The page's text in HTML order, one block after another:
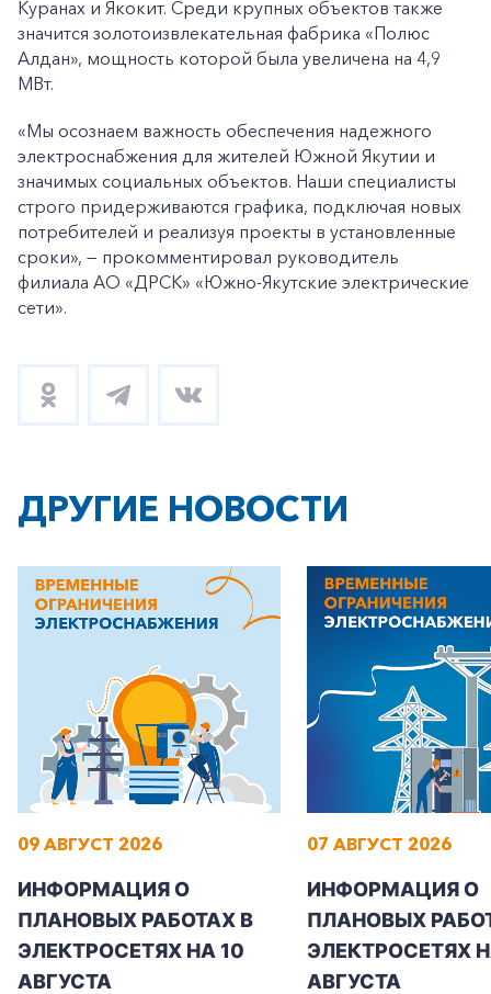
+7-800-700-24-57
Заказать обратный звонок
Частным клиентам
Куранах и Якокит. Среди крупных объектов также
значится золотоизвлекательная фабрика «Полюс
Алдан», мощность которой была увеличена на 4,9
МВт.
«Мы осознаем важность обеспечения надежного
электроснабжения для жителей Южной Якутии и
значимых социальных объектов. Наши специалисты
строго придерживаются графика, подключая новых
потребителей и реализуя проекты в установленные
сроки», — прокомментировал руководитель
филиала АО «ДРСК» «Южно-Якутские электрические
сети».
ДРУГИЕ НОВОСТИ
09 АВГУСТ 2026
ИНФОРМАЦИЯ О
ПЛАНОВЫХ РАБОТАХ В
ЭЛЕКТРОСЕТЯХ НА 10
АВГУСТА
07 АВГУСТ 2026
ИНФОРМАЦИЯ О
ПЛАНОВЫХ
ЭЛЕКТРОСЕТЯХ
АВГУСТА